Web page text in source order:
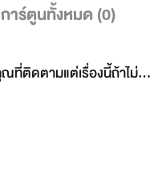
การ์ตูนทั้งหมด (0)